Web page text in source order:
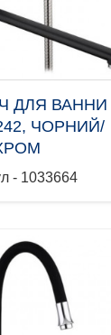
ДЛЯ ВАННИ
ЧОРНИЙ/
- 1033664